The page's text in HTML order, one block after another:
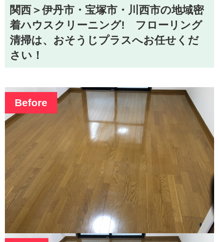
関西＞伊丹市・宝塚市・川西市の地域密
着ハウスクリーニング! フローリング
清掃は、おそうじプラスへお任せくだ
さい！
Before